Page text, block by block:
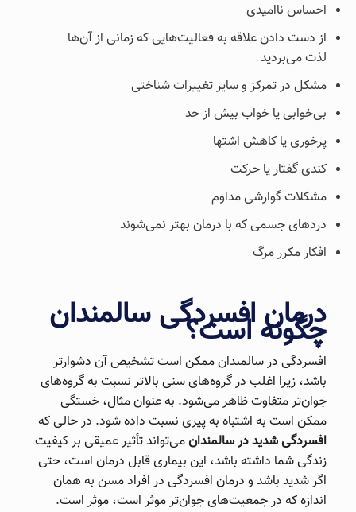
احساس ناامیدی
از دست دادن علاقه به فعالیت‌هایی که زمانی از آن‌ها
لذت می‌بردید
مشکل در تمرکز و سایر تغییرات شناختی
بی‌خوابی یا خواب بیش از حد
پرخوری یا کاهش اشتها
کندی گفتار یا حرکت
مشکلات گوارشی مداوم
دردهای جسمی که با درمان بهتر نمی‌شوند
افکار مکرر مرگ
درمان افسردگی سالمندان
چگونه است؟
افسردگی در سالمندان ممکن است تشخیص آن دشوارتر
باشد، زیرا اغلب در گروه‌های سنی بالاتر نسبت به گروه‌های
جوان‌تر متفاوت ظاهر می‌شود. به عنوان مثال، خستگی
ممکن است به اشتباه به پیری نسبت داده شود. در حالی که
افسردگی شدید در سالمندانمی‌تواند تأثیر عمیقی بر کیفیت
زندگی شما داشته باشد، این بیماری قابل درمان است، حتی
اگر شدید باشد و درمان افسردگی در افراد مسن به همان
اندازه که در جمعیت‌های جوان‌تر موثر است، موثر است.